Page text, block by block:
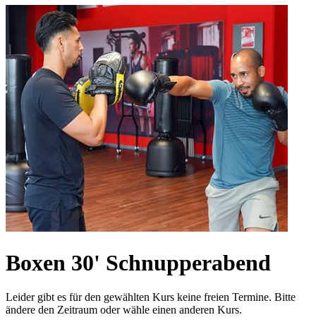
Boxen 30' Schnupperabend
Leider gibt es für den gewählten Kurs keine freien Termine. Bitte
ändere den Zeitraum oder wähle einen anderen Kurs.